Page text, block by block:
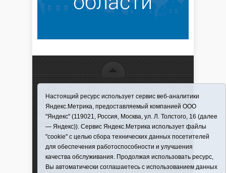
использовании материалов ссылка обязательна
Информационная лента выходит при финансовой
поддержке правительства Тюменской области
Регистрационный номер СМИ ЭЛ № ФС 77-66066
от 10.06. 2016 г. выдано Федеральной службой по
надзору в сфере связи, информационных
технологий и массовых коммуникаций.
Учредитель (соучредители) Автономная
Настоящий ресурс использует сервис веб-аналитики
Яндекс.Метрика, предоставляемый компанией ООО
"Яндекс" (119021, Россия, Москва, ул. Л. Толстого, 16 (далее
— Яндекс)). Сервис Яндекс.Метрика использует файлы
"cookie" с целью сбора технических данных посетителей
для обеспечения работоспособности и улучшения
качества обслуживания. Продолжая использовать ресурс,
Вы автоматически соглашаетесь с использованием данных